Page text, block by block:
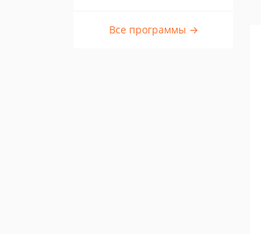
Все программы →